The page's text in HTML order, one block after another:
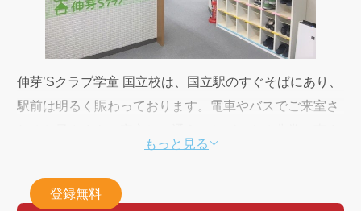
伸芽’Sクラブ学童 国立校は、国立駅のすぐそばにあり、
駅前は明るく賑わっております。電車やバスでご来室さ
伸芽’Sクラブ学童では、学習と情操の両面から中学受験
を見据え、低学年の時期からの正しい生活習慣づくりを
もっと見る
登録無料